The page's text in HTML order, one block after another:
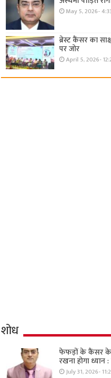
May 5, 2026-
ब्रेस्ट कैंसर का
पर जोर
April 5, 2026-
शोध
फेफड़ों के कैंसर के
रखना होगा ध्यान
July 31, 2026-